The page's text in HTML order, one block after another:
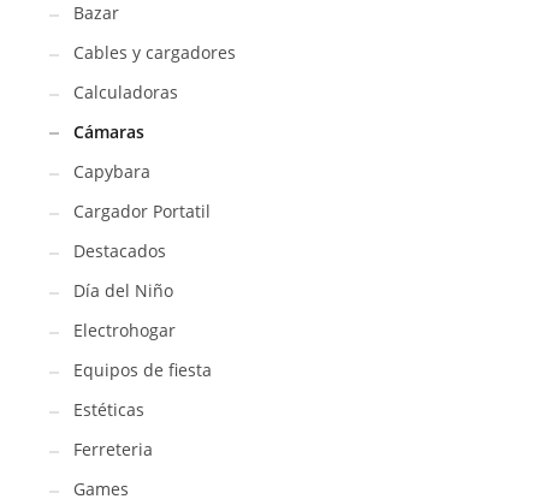
Bazar
Cables y cargadores
Calculadoras
Cámaras
Capybara
Cargador Portatil
Destacados
Día del Niño
Electrohogar
Equipos de fiesta
Estéticas
Ferreteria
Games